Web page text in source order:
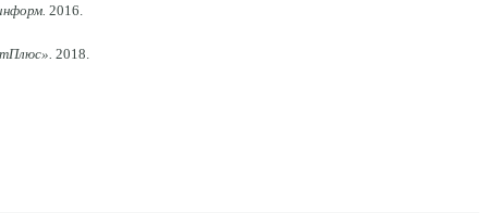
2016
2018